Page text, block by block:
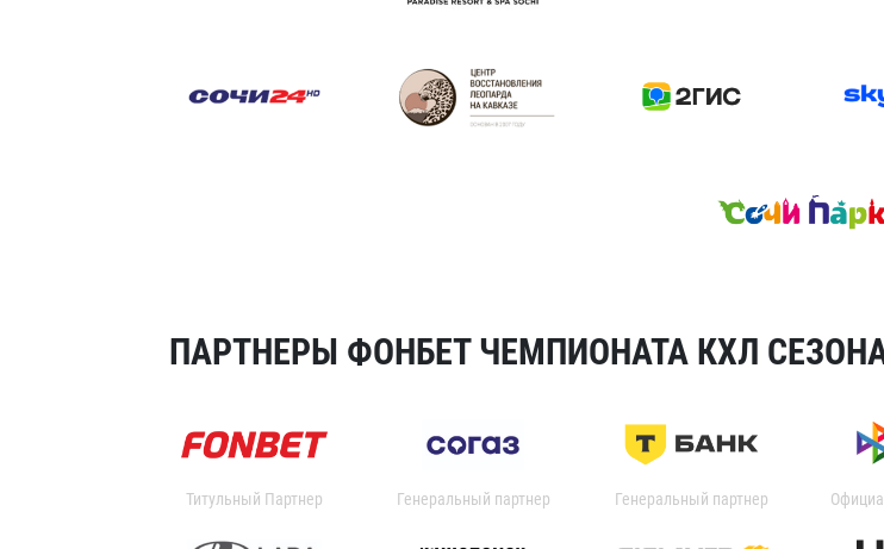
ПАРТНЕРЫ ФОНБЕТ ЧЕМПИОНАТА КХЛ СЕЗОНА
Титульный Партнер Генеральный партнер Генеральный партнер